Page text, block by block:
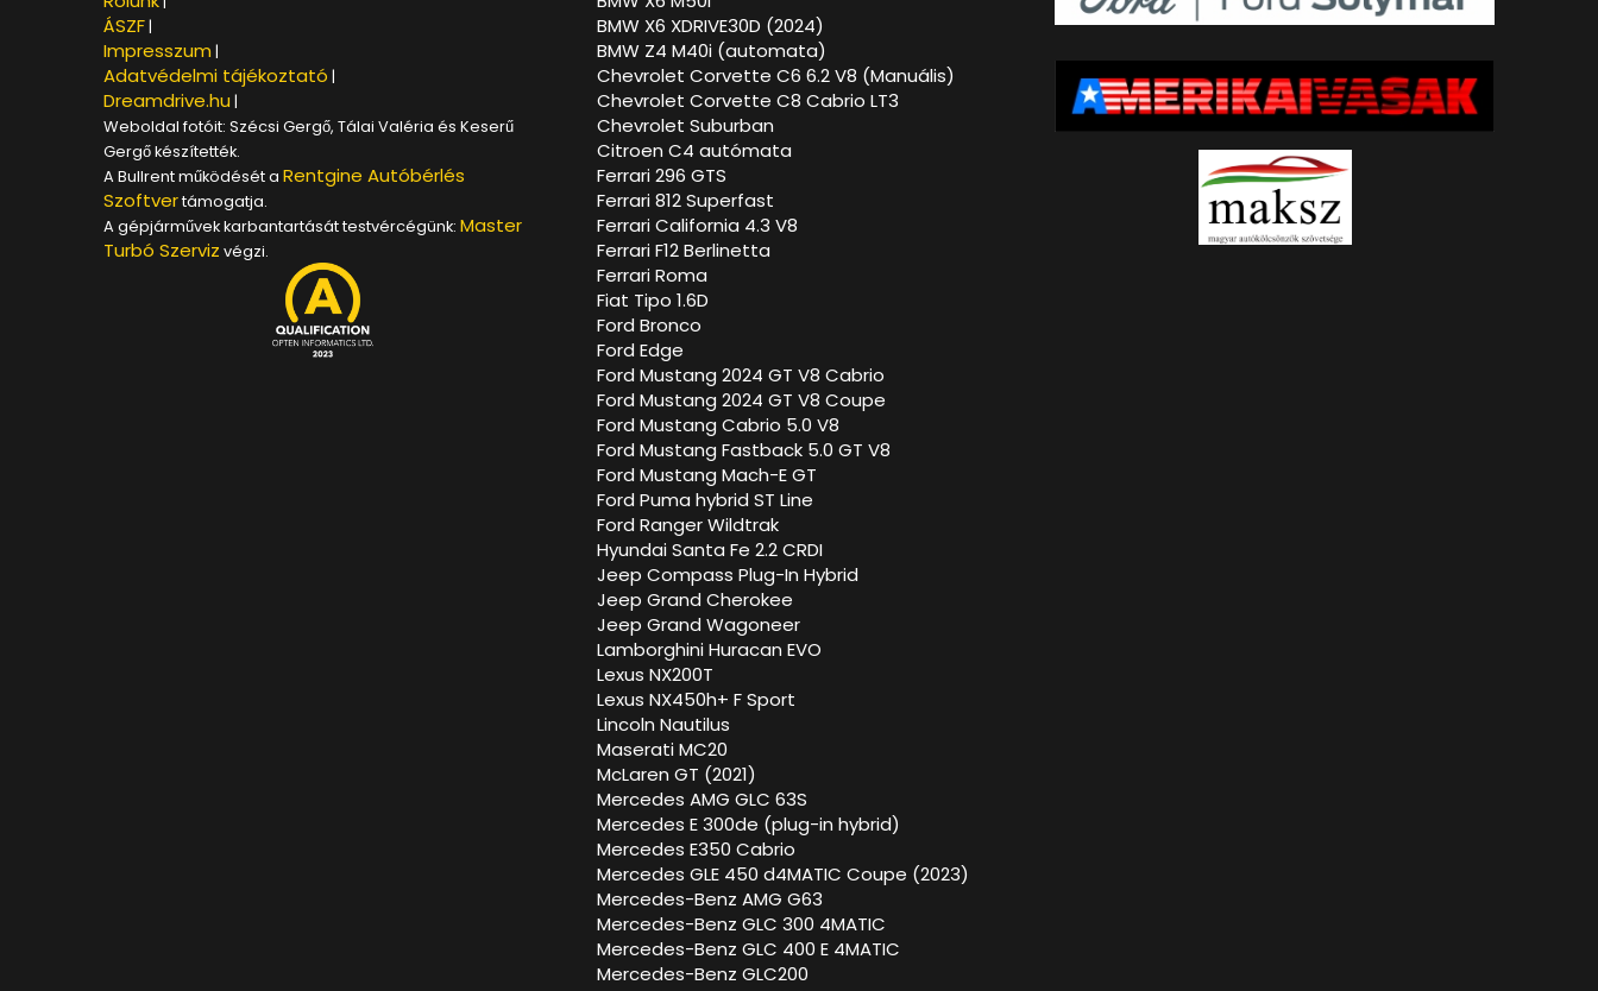
ÁSZF |
Impresszum |
Adatvédelmi tájékoztató |
Dreamdrive.hu |
Weboldal fotóit: Szécsi Gergő, Tálai Valéria és Keserű
Gergő készítették.
A Bullrent működését a Rentgine Autóbérlés
Szoftvertámogatja.
A gépjárművek karbantartását testvércégünk: Master
Turbó Szerviz végzi.
BMW X6 XDRIVE30D (2024)
BMW Z4 M40i (automata)
Chevrolet Corvette C6 6.2 V8 (Manuális)
Chevrolet Corvette C8 Cabrio LT3
Chevrolet Suburban
Citroen C4 autómata
Ferrari 296 GTS
Ferrari 812 Superfast
Ferrari California 4.3 V8
Ferrari F12 Berlinetta
Ferrari Roma
Fiat Tipo 1.6D
Ford Bronco
Ford Edge
Ford Mustang 2024 GT V8 Cabrio
Ford Mustang 2024 GT V8 Coupe
Ford Mustang Cabrio 5.0 V8
Ford Mustang Fastback 5.0 GT V8
Ford Mustang Mach-E GT
Ford Puma hybrid ST Line
Ford Ranger Wildtrak
Hyundai Santa Fe 2.2 CRDI
Jeep Compass Plug-In Hybrid
Jeep Grand Cherokee
Jeep Grand Wagoneer
Lamborghini Huracan EVO
Lexus NX200T
Lexus NX450h+ F Sport
Lincoln Nautilus
Maserati MC20
McLaren GT (2021)
Mercedes AMG GLC 63S
Mercedes E 300de (plug-in hybrid)
Mercedes E350 Cabrio
Mercedes GLE 450 d4MATIC Coupe (2023)
Mercedes-Benz AMG G63
Mercedes-Benz GLC 300 4MATIC
Mercedes-Benz GLC 400 E 4MATIC
Mercedes-Benz GLC200